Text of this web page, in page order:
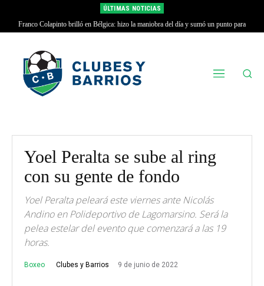
ÚLTIMAS NOTICIAS
Franco Colapinto brilló en Bélgica: hizo la maniobra del día y sumó un punto para
Alpine
Yoel Peralta se sube al ring
con su gente de fondo
Yoel Peralta peleará este viernes ante Nicolás
Andino en Polideportivo de Lagomarsino. Será la
pelea estelar del evento que comenzará a las 19
horas.
Boxeo Clubes y Barrios 9 de junio de 2022